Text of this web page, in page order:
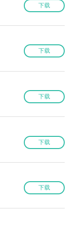
下载
下载
下载
下载
下载